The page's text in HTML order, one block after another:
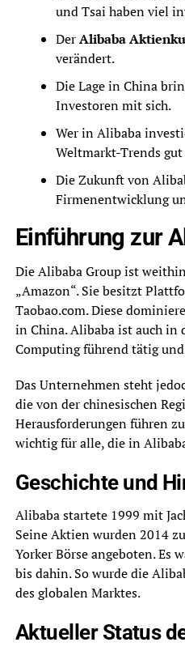
und Tsai haben viel
DerAlibaba
verändert.
Die Lage in China
Investoren mit sich.
Wer in Alibaba
Weltmarkt-Trends
Die Zukunft von
Firmenentwicklung
Einführung zur
Die Alibaba Group ist
„Amazon“. Sie besitzt
Taobao.com. Diese
in China. Alibaba ist auch in
Computing führend tätig
Das Unternehmen steht
die von der chinesischen
Herausforderungen führen
wichtig für alle, die in
Geschichte und
Alibaba startete 1999 mit
Seine Aktien wurden 2014
Yorker Börse angeboten. Es
bis dahin. So wurde die
des globalen Marktes.
Aktueller Status